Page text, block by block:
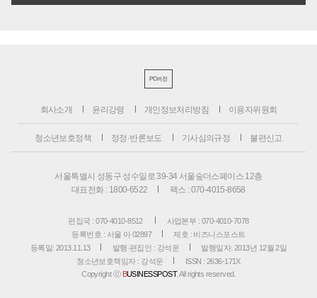
PC버전
회사소개 윤리강령 개인정보처리방침 이용자위원회
청소년보호정책 정정·반론보도 기사심의규정 불편신고
서울특별시 성동구 성수일로 39-34 서울숲더스페이스 12층
대표전화 : 1800-6522
팩스 : 070-4015-8658
편집국 : 070-4010-8512
사업본부 : 070-4010-7078
등록번호 : 서울 아 02897
제호 : 비즈니스포스트
등록일: 2013.11.13
발행·편집인 : 강석운
발행일자: 2013년 12월 2일
청소년보호책임자 : 강석운
ISSN : 2636-171X
Copyright ⓒ BUSINESSPOST. All rights reserved.